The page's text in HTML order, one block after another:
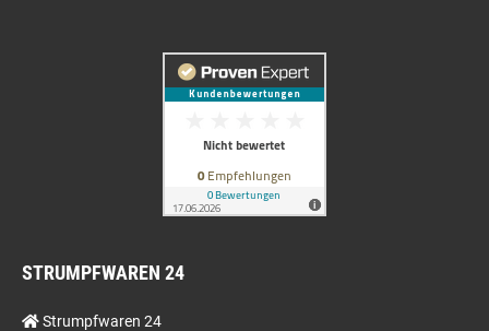
STRUMPFWAREN 24
Strumpfwaren 24